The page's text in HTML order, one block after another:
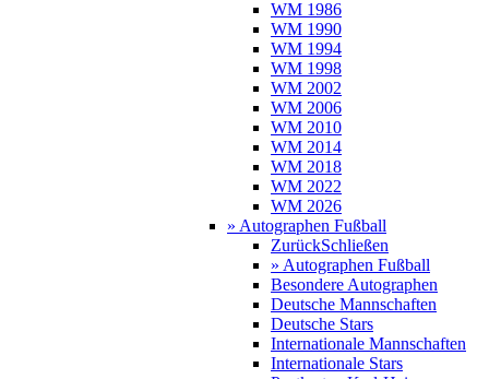
WM 1986
WM 1990
WM 1994
WM 1998
WM 2002
WM 2006
WM 2010
WM 2014
WM 2018
WM 2022
WM 2026
» Autographen Fußball
ZurückSchließen
» Autographen Fußball
Besondere Autographen
Deutsche Mannschaften
Deutsche Stars
Internationale Mannschaften
Internationale Stars